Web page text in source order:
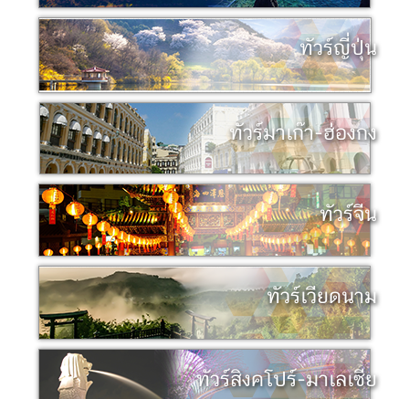
ทัวร์ญี่ปุ่น
ทัวร์มาเก๊า-ฮ่องกง
ทัวร์จีน
ทัวร์เวียดนาม
ทัวร์สิงคโปร์-มาเลเซีย